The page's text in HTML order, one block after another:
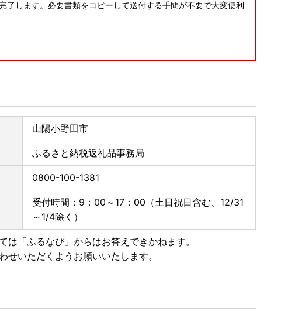
了します。必要書類をコピーして送付する手間が不要で大変便利
山陽小野田市
ふるさと納税返礼品事務局
0800-100-1381
受付時間：9：00～17：00（土日祝日含む、12/31
～1/4除く）
「ふるなび」からはお答えできかねます。
せいただくようお願いいたします。